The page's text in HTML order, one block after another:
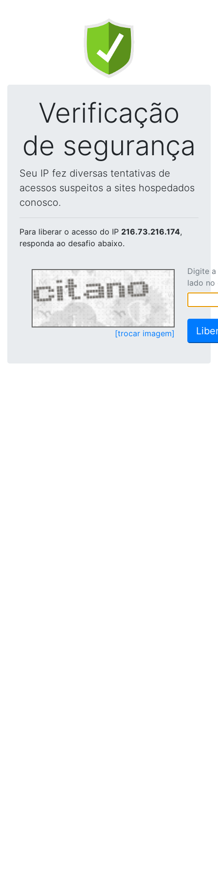
Verificação
de segurança
Seu IP fez diversas tentativas de
acessos suspeitos a sites hospedados
conosco.
Para liberar o acesso do IP 216.73.216.174,
responda ao desafio abaixo.
[trocar imagem]
Digite
lado no